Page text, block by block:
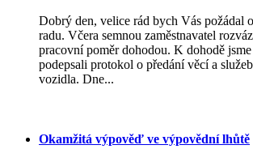
Dobrý den, velice rád bych Vás požádal o
radu. Včera semnou zaměstnavatel
pracovní poměr dohodou. K dohodě jsme
podepsali protokol o předání věcí a
vozidla. Dne...
Okamžitá výpověď ve výpovědní lhůtě